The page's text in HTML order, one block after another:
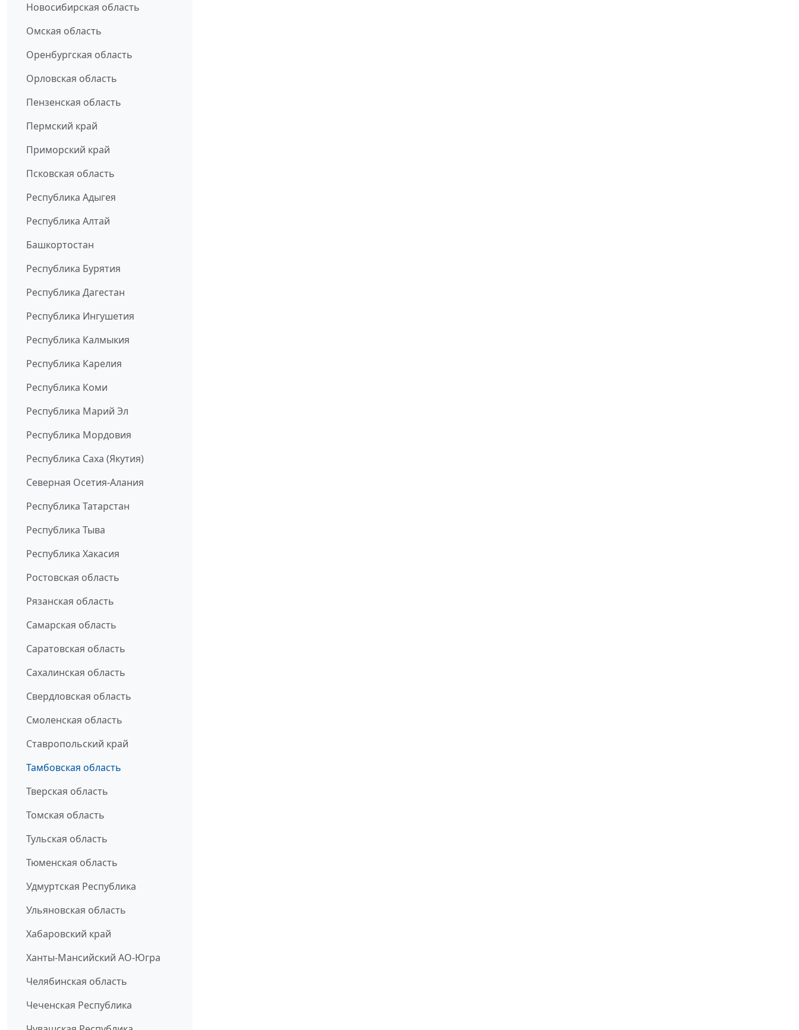
Новосибирская область
Омская область
Оренбургская область
Орловская область
Пензенская область
Пермский край
Приморский край
Псковская область
Республика Адыгея
Республика Алтай
Башкортостан
Республика Бурятия
Республика Дагестан
Республика Ингушетия
Республика Калмыкия
Республика Карелия
Республика Коми
Республика Марий Эл
Республика Мордовия
Республика Саха (Якутия)
Северная Осетия-Алания
Республика Татарстан
Республика Тыва
Республика Хакасия
Ростовская область
Рязанская область
Самарская область
Саратовская область
Сахалинская область
Свердловская область
Смоленская область
Ставропольский край
Тамбовская область
Тверская область
Томская область
Тульская область
Тюменская область
Удмуртская Республика
Ульяновская область
Хабаровский край
Ханты-Мансийский АО-Югра
Челябинская область
Чеченская Республика